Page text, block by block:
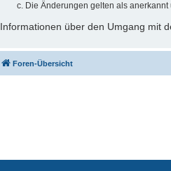
Die Änderungen gelten als
Informationen über den Umgang mit
Foren-Übersicht